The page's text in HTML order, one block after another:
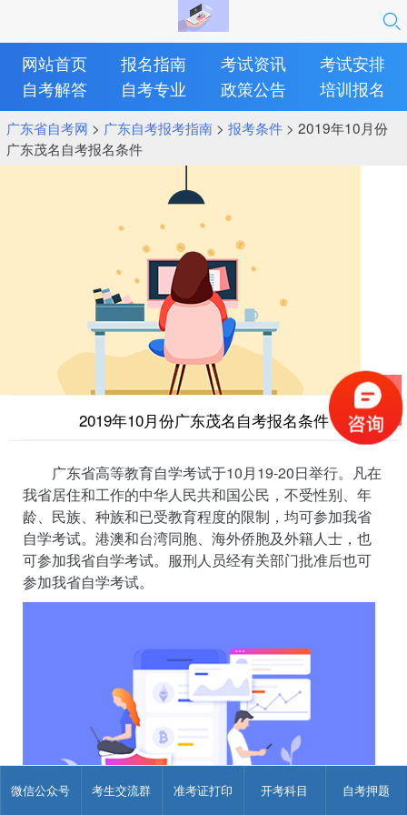
微信公众号 考生交流群 准考证打印 开考科目 自考押题
网站首页 报名指南 考试资讯
考试安排
自考解答
自考专业 政策公告 培训报名
广东省自考网 > 广东自考报考指南> 报考条件> 2019年10月份
广东茂名自考报名条件
2019年10月份广东茂名自考报名条件
广东省高等教育自学考试于10月19-20日举行。凡在
我省居住和工作的中华人民共和国公民，不受性别、年
龄、民族、种族和已受教育程度的限制，均可参加我省
自学考试。港澳和台湾同胞、海外侨胞及外籍人士，也
可参加我省自学考试。服刑人员经有关部门批准后也可
参加我省自学考试。